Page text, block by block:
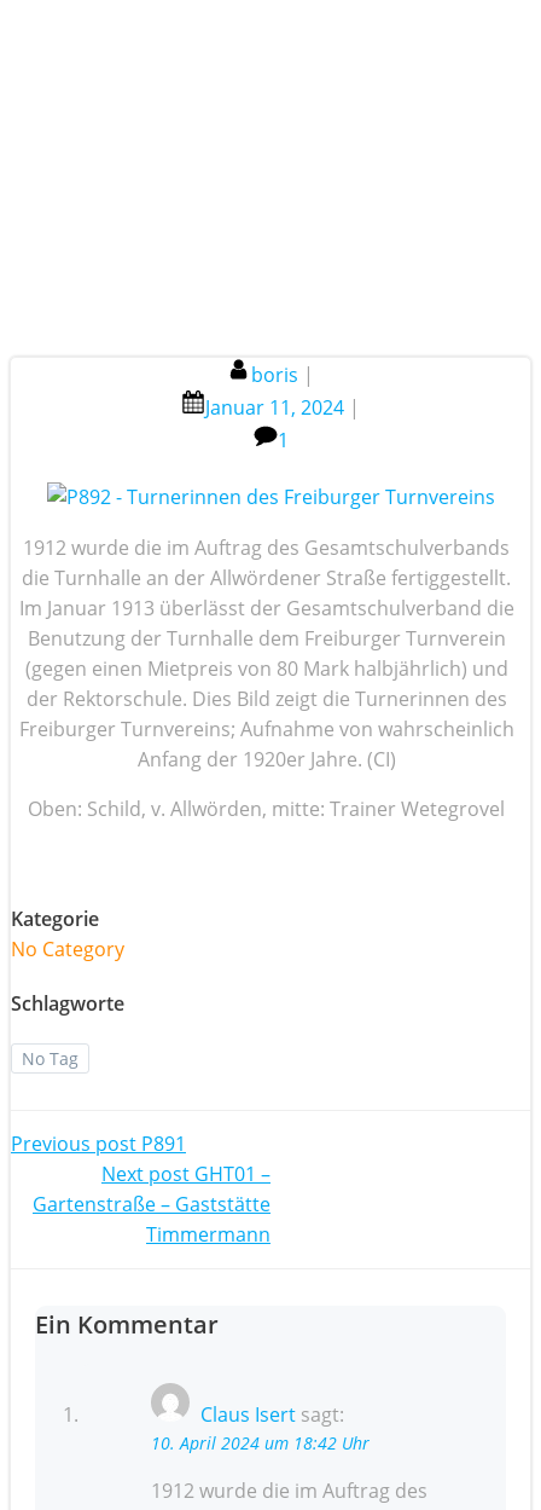
boris |
Januar 11, 2024 |
1
1912 wurde die im Auftrag des Gesamtschulverbands
die Turnhalle an der Allwördener Straße fertiggestellt.
Im Januar 1913 überlässt der Gesamtschulverband die
Benutzung der Turnhalle dem Freiburger Turnverein
(gegen einen Mietpreis von 80 Mark halbjährlich) und
der Rektorschule. Dies Bild zeigt die Turnerinnen des
Freiburger Turnvereins; Aufnahme von wahrscheinlich
Anfang der 1920er Jahre. (CI)
Oben: Schild, v. Allwörden, mitte: Trainer Wetegrovel
Kategorie
No Category
Schlagworte
No Tag
Post
navigation
Previous post P891
Post
navigation
Next post GHT01 –
Gartenstraße – Gaststätte
Timmermann
Ein Kommentar
Claus Isert sagt:
10. April 2024 um 18:42 Uhr
1912 wurde die im Auftrag des